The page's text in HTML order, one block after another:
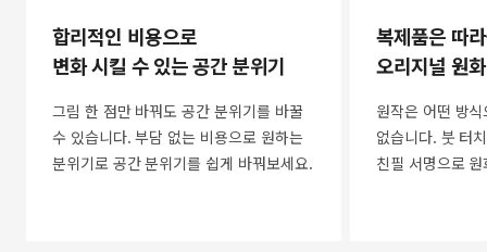
합리적인 비용으로
변화 시킬 수 있는 공간 분위기
그림 한 점만 바꿔도 공간 분위기를 바꿀
수 있습니다. 부담 없는 비용으로 원하는
분위기로 공간 분위기를 쉽게 바꿔보세요.
복제품은 따
오리지널 원
원작은 어떤 방
없습니다. 붓 터
친필 서명으로